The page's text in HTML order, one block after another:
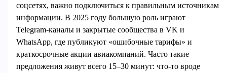
соцсетях, важно подключиться к правильным источникам
информации. В 2025 году большую роль играют
Telegram‑каналы и закрытые сообщества в VK и
WhatsApp, где публикуют «ошибочные тарифы» и
краткосрочные акции авиакомпаний. Часто такие
предложения живут всего 15–30 минут: что-то вроде